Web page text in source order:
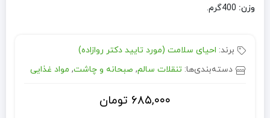
وزن:
برند: احیای سلامت (مورد تایید دکتر روازاده)
دسته‌بندی‌ها: تنقلات سالم, صبحانه و چاشت, مواد غذایی
۶۸۵,۰۰۰ تومان